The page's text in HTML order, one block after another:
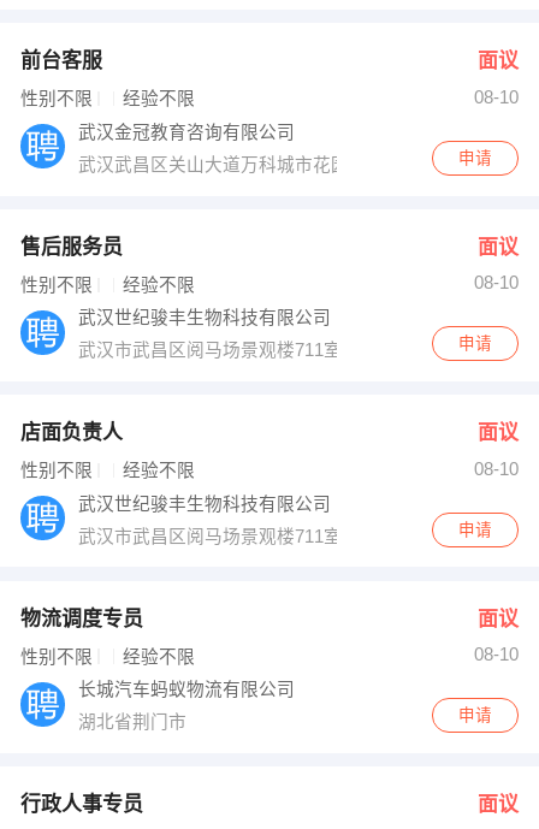
前台客服 面议
性别不限 经验不限
08-10
武汉金冠教育咨询有限公司
武汉武昌区关山大道万科城市花园金冠国际音乐艺术教育
申请
售后服务员 面议
性别不限 经验不限
08-10
武汉世纪骏丰生物科技有限公司
武汉市武昌区阅马场景观楼711室
申请
店面负责人 面议
性别不限 经验不限
08-10
武汉世纪骏丰生物科技有限公司
武汉市武昌区阅马场景观楼711室
申请
物流调度专员 面议
性别不限 经验不限
08-10
长城汽车蚂蚁物流有限公司
湖北省荆门市
申请
行政人事专员 面议